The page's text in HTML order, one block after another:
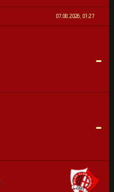
100%
07.08.2026, 01:27
-
-